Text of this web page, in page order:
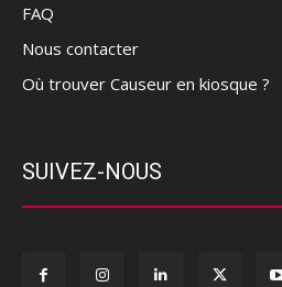
FAQ
Nous contacter
Où trouver Causeur en kiosque ?
SUIVEZ-NOUS